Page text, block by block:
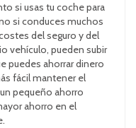
si usas tu coche para
si conduces muchos
del seguro y del
vehículo, pueden subir
puedes ahorrar dinero
fácil mantener el
pequeño ahorro
ahorro en el